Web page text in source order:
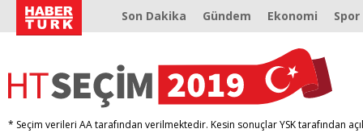
Son Dakika Gündem Ekonomi Spor
* Seçim verileri AA tarafından verilmektedir. Kesin sonuçlar YSK tarafından